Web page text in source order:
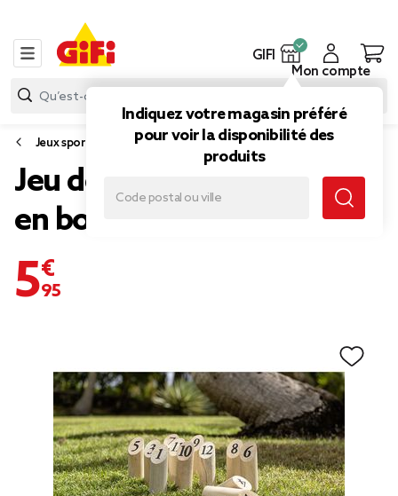
GIFI
Indiquez votre magasin préféré
pour voir la disponibilité des
produits
Mon compte
Jeux sportifs et collectifs
Jeu de quilles finlandaises
en bois naturel
5,95 €